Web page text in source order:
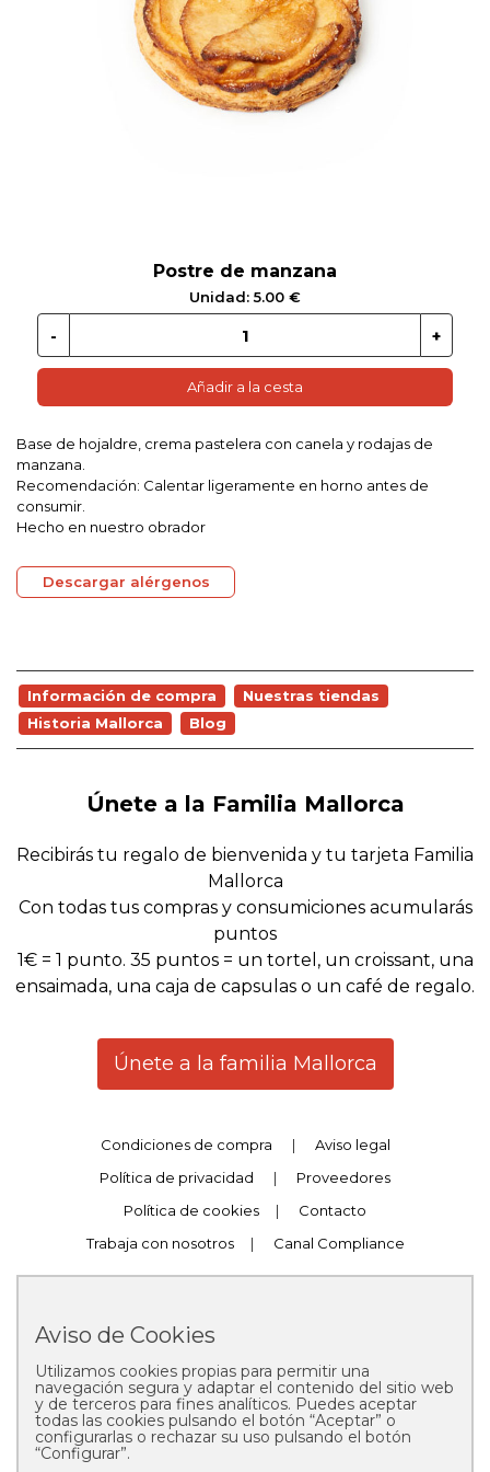
Postre de manzana
Unidad: 5.00 €
Añadir a la cesta
Base de hojaldre, crema pastelera con canela y rodajas de
manzana.
Recomendación: Calentar ligeramente en horno antes de
consumir.
Hecho en nuestro obrador
Descargar alérgenos
Información de compra
Nuestras tiendas
Historia Mallorca
Blog
Únete a la Familia Mallorca
Recibirás tu regalo de bienvenida y tu tarjeta Familia
Mallorca
Con todas tus compras y consumiciones acumularás
puntos
1€ = 1 punto. 35 puntos = un tortel, un croissant, una
ensaimada, una caja de capsulas o un café de regalo.
Únete a la familia Mallorca
Condiciones de compra |
Aviso legal
Política de privacidad
|
Proveedores
Política de cookies
|
Contacto
Trabaja con nosotros
| Canal Compliance
Copyright © 2025 Pastelería Mallorca
Aviso de Cookies
Utilizamos cookies propias para permitir una
navegación segura y adaptar el contenido del sitio web
y de terceros para fines analíticos. Puedes aceptar
todas las cookies pulsando el botón “Aceptar” o
configurarlas o rechazar su uso pulsando el botón
“Configurar”.